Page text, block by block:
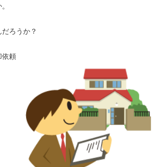
ろうか？
依頼